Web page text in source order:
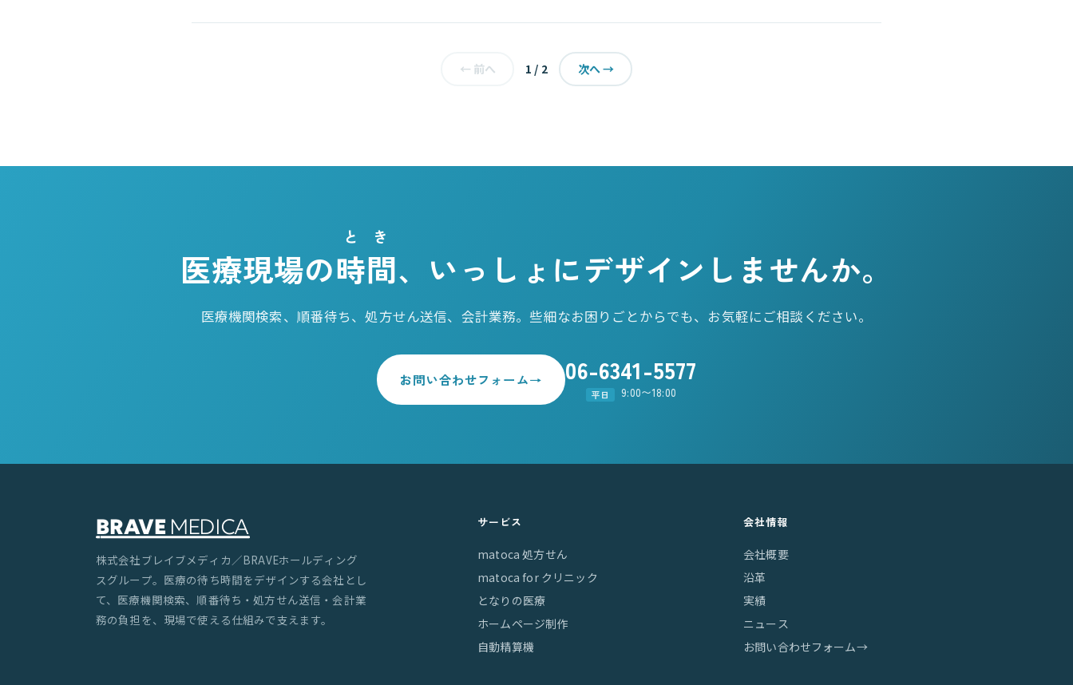
← 前へ 1 / 2 次へ →
医療現場の時間
とき
、いっしょにデザインしませんか。
医療機関検索、順番待ち、処方せん送信、会計業務。些細なお困りごとからでも、お気軽にご相談ください。
お問い合わせフォーム→ 06-6341-5577
平日 9:00〜18:00
株式会社ブレイブメディカ／BRAVEホールディング
スグループ。医療の待ち時間をデザインする会社とし
て、医療機関検索、順番待ち・処方せん送信・会計業
務の負担を、現場で使える仕組みで支えます。
サービス
matoca 処方せん
matoca for クリニック
となりの医療
ホームページ制作
自動精算機
会社情報
会社概要
沿革
実績
ニュース
お問い合わせフォーム→